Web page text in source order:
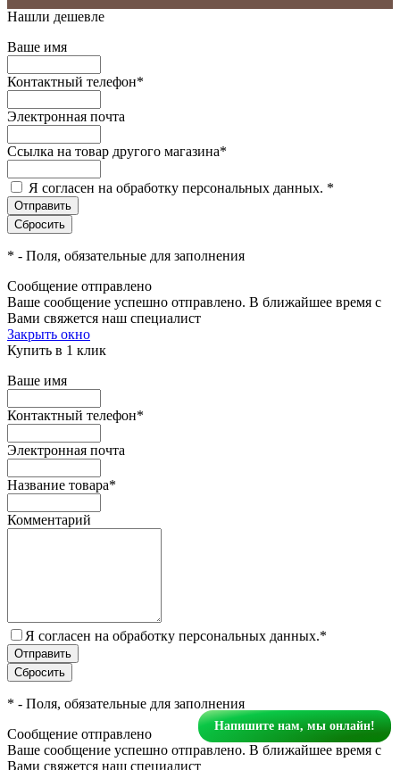
Нашли дешевле
Ваше имя
Контактный телефон*
Электронная почта
Ссылка на товар другого магазина*
Я согласен на обработку персональных данных. *
* - Поля, обязательные для заполнения
Сообщение отправлено
Ваше сообщение успешно отправлено. В ближайшее время с
Вами свяжется наш специалист
Закрыть окно
Купить в 1 клик
Ваше имя
Контактный телефон*
Электронная почта
Название товара*
Комментарий
Я согласен на обработку персональных данных.*
* - Поля, обязательные для заполнения
Сообщение отправлено
Ваше сообщение успешно отправлено. В ближайшее время с
Вами свяжется наш специалист
Напишите нам, мы онлайн!